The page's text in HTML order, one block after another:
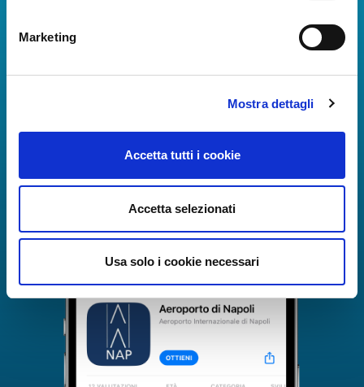
Marketing
Mostra dettagli
Accetta tutti i cookie
Accetta selezionati
Usa solo i cookie necessari
La Guida dei Servizi dell'Aeroporto Internazionale di
all'Aeroporto di Napoli ancora più coinvolgente e